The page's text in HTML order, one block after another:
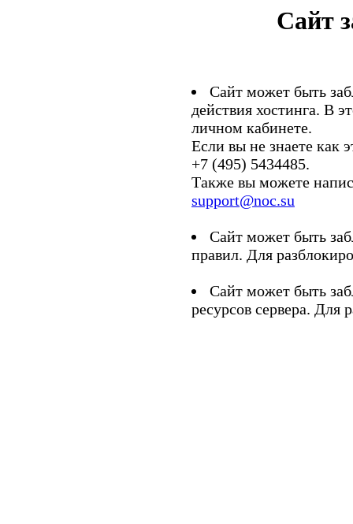
Сайт
Сайт может быть
действия хостинга. В
личном кабинете.
Если вы не знаете как
+7 (495) 5434485.
Также вы можете
support@noc.su
Сайт может быть
правил. Для
Сайт может быть
ресурсов сервера. Для